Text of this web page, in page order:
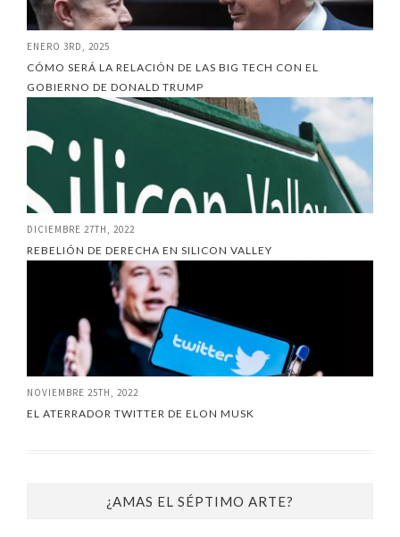
ENERO 3RD, 2025
CÓMO SERÁ LA RELACIÓN DE LAS BIG TECH CON EL
GOBIERNO DE DONALD TRUMP
DICIEMBRE 27TH, 2022
REBELIÓN DE DERECHA EN SILICON VALLEY
NOVIEMBRE 25TH, 2022
EL ATERRADOR TWITTER DE ELON MUSK
¿AMAS EL SÉPTIMO ARTE?